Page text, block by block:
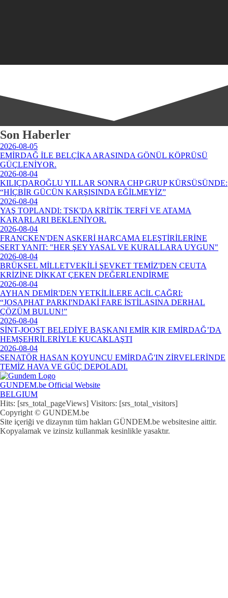
Son Haberler
2026-08-05
EMİRDAĞ İLE BELÇİKA ARASINDA GÖNÜL KÖPRÜSÜ
GÜÇLENİYOR.
2026-08-04
KILIÇDAROĞLU YILLAR SONRA CHP GRUP KÜRSÜSÜNDE:
“HİÇBİR GÜCÜN KARŞISINDA EĞİLMEYİZ”
2026-08-04
YAŞ TOPLANDI: TSK'DA KRİTİK TERFİ VE ATAMA
KARARLARI BEKLENİYOR.
2026-08-04
FRANCKEN'DEN ASKERİ HARCAMA ELEŞTİRİLERİNE
SERT YANIT: "HER ŞEY YASAL VE KURALLARA UYGUN"
2026-08-04
BRÜKSEL MİLLETVEKİLİ ŞEVKET TEMİZ'DEN CEUTA
KRİZİNE DİKKAT ÇEKEN DEĞERLENDİRME
2026-08-04
AYHAN DEMİR'DEN YETKİLİLERE ACİL ÇAĞRI:
“JOSAPHAT PARKI'NDAKİ FARE İSTİLASINA DERHAL
ÇÖZÜM BULUN!”
2026-08-04
SİNT-JOOST BELEDİYE BAŞKANI EMİR KIR EMİRDAĞ’DA
HEMŞEHRİLERİYLE KUCAKLAŞTI
2026-08-04
SENATÖR HASAN KOYUNCU EMİRDAĞ'IN ZİRVELERİNDE
TEMİZ HAVA VE GÜÇ DEPOLADI.
GUNDEM.be Official Website
BELGIUM
Hits: [srs_total_pageViews] Visitors: [srs_total_visitors]
Copyright © GUNDEM.be
Site içeriği ve dizaynın tüm hakları GÜNDEM.be websitesine aittir.
Kopyalamak ve izinsiz kullanmak kesinlikle yasaktır.